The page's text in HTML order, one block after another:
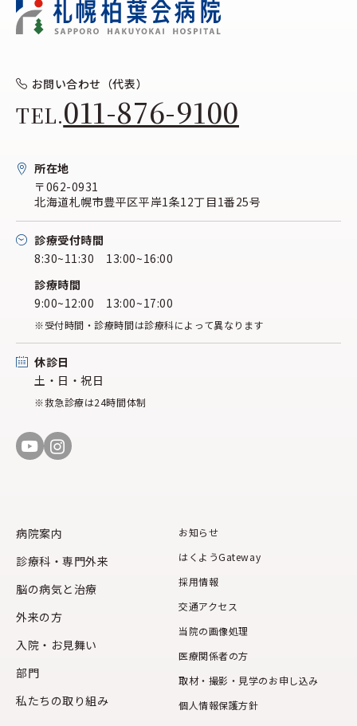
お問い合わせ（代表）
TEL.011-876-9100
所在地
〒062-0931
北海道札幌市豊平区平岸1条12丁目1番25号
診療受付時間
8:30~11:30 13:00~16:00
診療時間
9:00~12:00 13:00~17:00
※受付時間・診療時間は診療科によって異なります
休診日
土・日・祝日
※救急診療は24時間体制
病院案内
診療科・専門外来
脳の病気と治療
外来の方
入院・お見舞い
部門
私たちの取り組み
お知らせ
はくようGateway
採用情報
交通アクセス
当院の画像処理
医療関係者の方
取材・撮影・見学のお申し込み
個人情報保護方針